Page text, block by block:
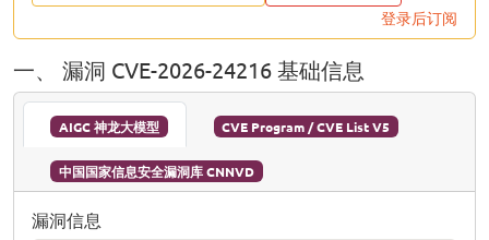
登录后订阅
一、 漏洞 CVE-2026-24216 基础信息
AIGC 神龙大模型 CVE Program / CVE List V5
中国国家信息安全漏洞库 CNNVD
漏洞信息